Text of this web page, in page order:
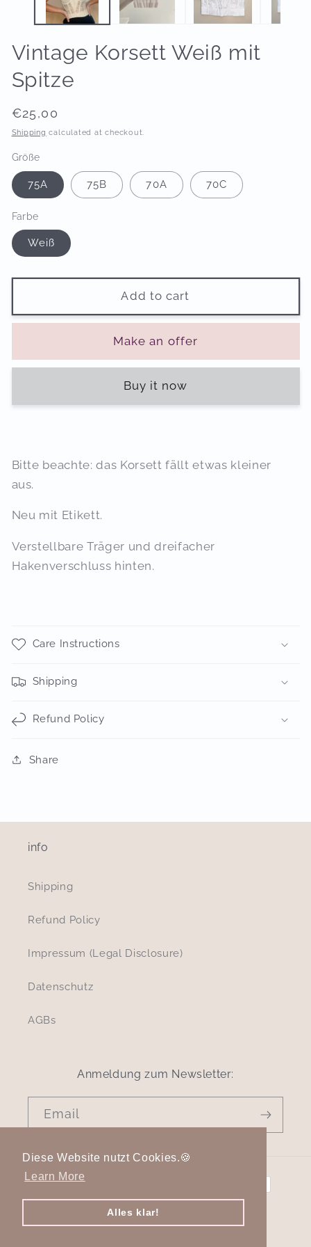
Diese Website nutzt Cookies.🍪
Learn More
Alles klar!
Vintage Korsett Weiß mit
Spitze
Regular
price
€25,00
Shipping calculated at checkout.
Größe
75A 75B 70A 70C
Farbe
Weiß
Add to cart
Make an offer
Buy it now
Bitte beachte: das Korsett fällt etwas kleiner
aus.
Neu mit Etikett.
Verstellbare Träger und dreifacher
Hakenverschluss hinten.
Care Instructions
Shipping
Refund Policy
Share
info
Shipping
Refund Policy
Impressum (Legal Disclosure)
Datenschutz
AGBs
Anmeldung zum Newsletter:
Email
Payment
methods